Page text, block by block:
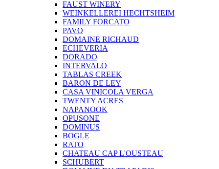
FAUST WINERY
WEINKELLEREI HECHTSHEIM
FAMILY FORCATO
PAVO
DOMAINE RICHAUD
ECHEVERIA
DORADO
INTERVALO
TABLAS CREEK
BARON DE LEY
CASA VINICOLA VERGA
TWENTY ACRES
NAPANOOK
OPUSONE
DOMINUS
BOGLE
RATO
CHATEAU CAP L'OUSTEAU
SCHUBERT